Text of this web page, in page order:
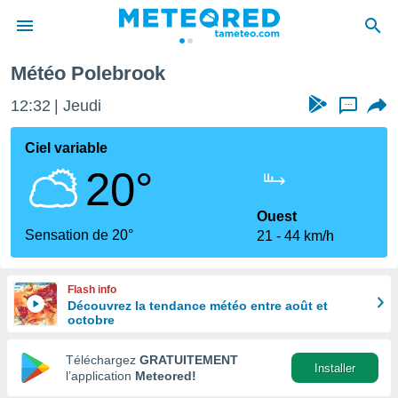
de
en
Météo Polebrook
12:32 Jeudi ...
Ciel variable
20°
Sensation de 20°
Ouest
21
44 km/h
Flash info
Découvrez la tendance météo entre août et
octobre
Téléchargez GRATUITEMENT
l’application Meteored!
Installer